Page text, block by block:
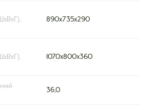
890х735х290
1070х800х360
36,0